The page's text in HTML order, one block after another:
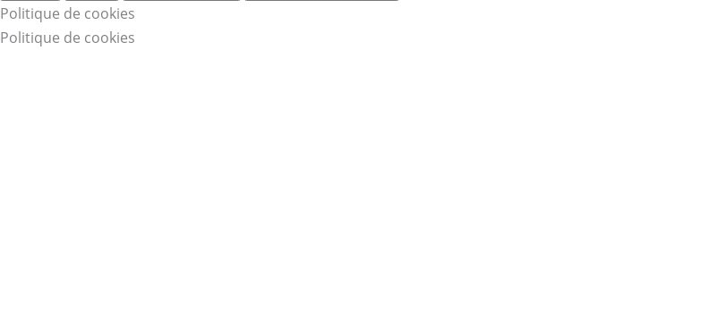
Politique de cookies
Politique de cookies